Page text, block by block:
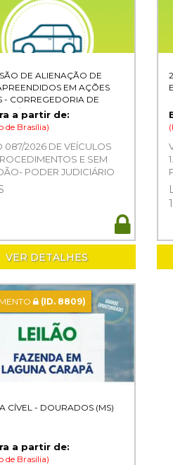
DE ALIENAÇÃO DE
EM AÇÕES
- CORREGEDORIA DE
TJ/MS
a partir de:
de Brasília)
087/2026 DE VEÍCULOS
E SEM
PODER JUDICIÁRIO
DE MS
VER DETALHES
1
(ID. 8809)
CÍVEL - DOURADOS (MS)
a partir de:
de Brasília)